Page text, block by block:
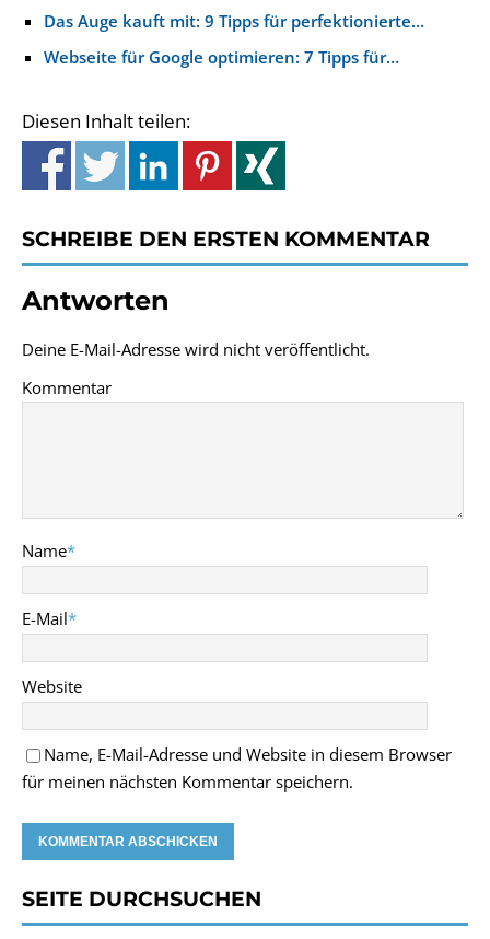
Das Auge kauft mit: 9 Tipps für perfektionierte…
Webseite für Google optimieren: 7 Tipps für…
Diesen Inhalt teilen:
SCHREIBE DEN ERSTEN KOMMENTAR
Antworten
Deine E-Mail-Adresse wird nicht veröffentlicht.
Kommentar
Name*
E-Mail*
Website
Name, E-Mail-Adresse und Website in diesem Browser
für meinen nächsten Kommentar speichern.
SEITE DURCHSUCHEN